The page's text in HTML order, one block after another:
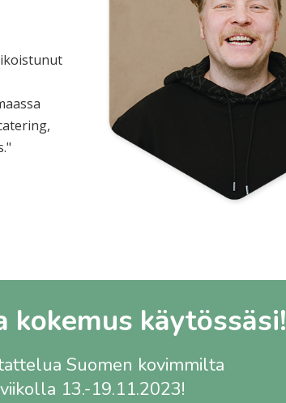
käytössäsi!
Suomen kovimmilta
13.-19.11.2023!